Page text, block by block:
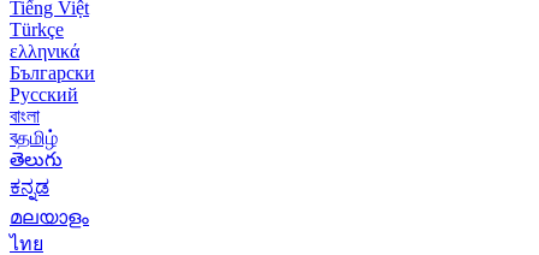
Tiếng Việt
Türkçe
ελληνικά
Български
Русский
বাংলা
বதமிழ்
తెలుగు
ಕನ್ನಡ
മലയാളം
ไทย